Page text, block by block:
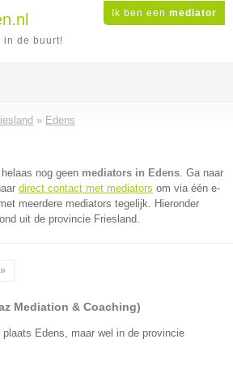
Ik ben een mediator
in de buurt!
» Edens
nog geen mediators in Edens. Ga naar
direct contact met mediators om via één e-
meerdere mediators tegelijk. Hieronder
uit de provincie Friesland.
Mediation & Coaching)
plaats Edens, maar wel in de provincie